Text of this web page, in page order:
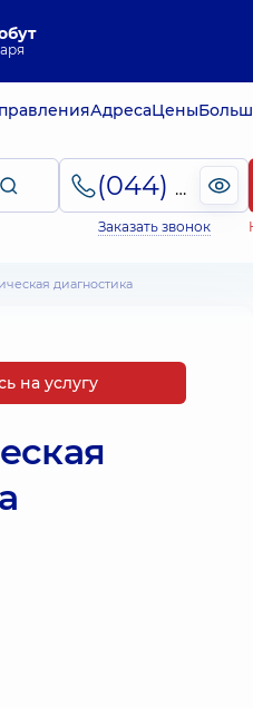
АдресаЦены
(044) 495-2-888
Заказать звонок
диагностика
на услугу